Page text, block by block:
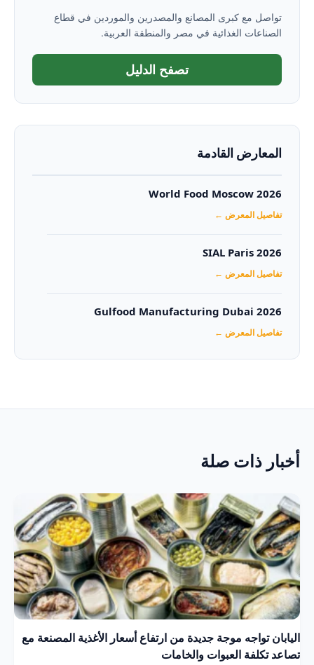
تواصل مع كبرى المصانع والمصدرين والموردين في قطاع
الصناعات الغذائية في مصر والمنطقة العربية.
تصفح الدليل
المعارض القادمة
World Food Moscow 2026
تفاصيل المعرض ←
SIAL Paris 2026
تفاصيل المعرض ←
Gulfood Manufacturing Dubai 2026‏
تفاصيل المعرض ←
أخبار ذات صلة
اليابان تواجه موجة جديدة من ارتفاع أسعار الأغذية المصنعة مع
تصاعد تكلفة العبوات والخامات